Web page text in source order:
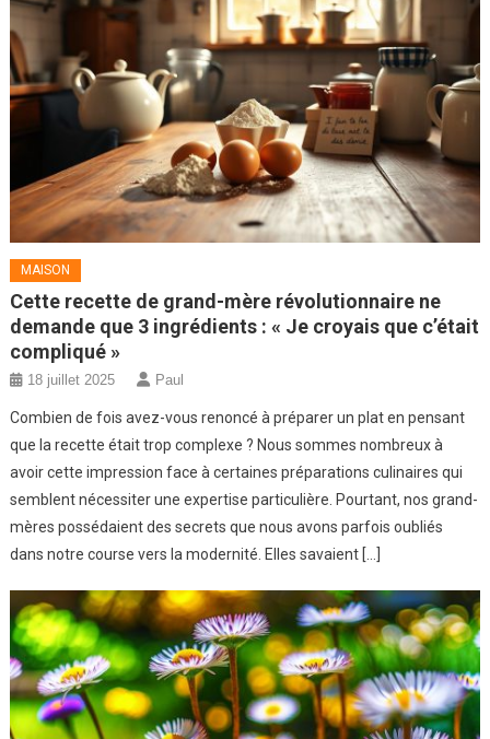
MAISON
Cette recette de grand-mère révolutionnaire ne
demande que 3 ingrédients : « Je croyais que c’était
compliqué »
18 juillet 2025 Paul
Combien de fois avez-vous renoncé à préparer un plat en pensant
que la recette était trop complexe ? Nous sommes nombreux à
avoir cette impression face à certaines préparations culinaires qui
semblent nécessiter une expertise particulière. Pourtant, nos grand-
mères possédaient des secrets que nous avons parfois oubliés
dans notre course vers la modernité. Elles savaient […]